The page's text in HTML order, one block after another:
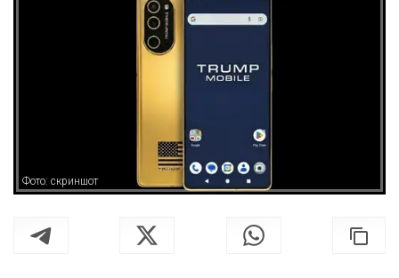
Фото: скриншот